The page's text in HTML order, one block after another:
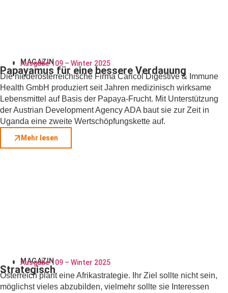
MAGAZIN
Ausgabe 109 – Winter 2025
Papayamus für eine bessere Verdauung
Die niederösterreichische Firma Caricol Digestive & Immune
Health GmbH produziert seit Jahren medizinisch wirksame
Lebensmittel auf Basis der Papaya-Frucht. Mit Unterstützung
der Austrian Development Agency ADA baut sie zur Zeit in
Uganda eine zweite Wertschöpfungskette auf.
Mehr lesen
MAGAZIN
Ausgabe 109 – Winter 2025
Strategisch
Österreich plant eine Afrikastrategie. Ihr Ziel sollte nicht sein,
möglichst vieles abzubilden, vielmehr sollte sie Interessen